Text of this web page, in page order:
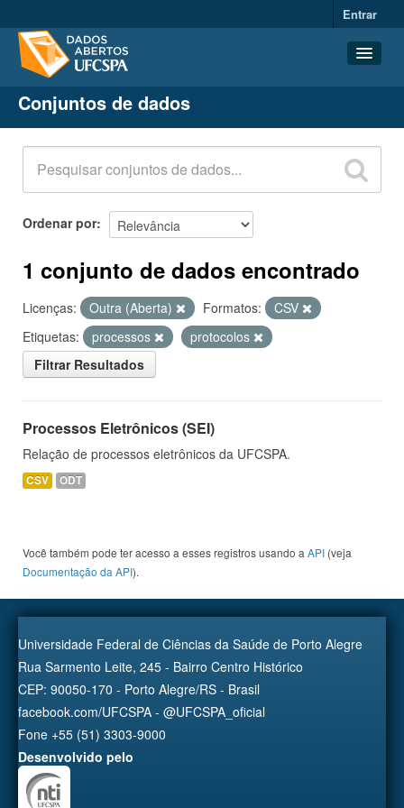
Entrar
Conjuntos de dados
Organizações
Grupos
Sobre
Conjuntos de dados
Ordenar por
1 conjunto de dados encontrado
Licenças: Outra (Aberta) Formatos:
CSV
Etiquetas:
processos
protocolos
Filtrar Resultados
Processos Eletrônicos (SEI)
Relação de processos eletrônicos da UFCSPA.
CSV ODT
Você também pode ter acesso a esses registros usando a API (veja
Documentação da API).
Universidade Federal de Ciências da Saúde de Porto Alegre
Rua Sarmento Leite, 245 - Bairro Centro Histórico
CEP: 90050-170 - Porto Alegre/RS - Brasil
facebook.com/UFCSPA - @UFCSPA_oficial
Fone +55 (51) 3303-9000
Desenvolvido pelo